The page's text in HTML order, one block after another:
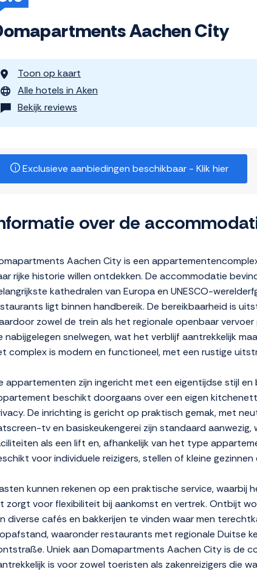
Aachen City
Toon op kaart
Alle hotels in Aken
Bekijk reviews
Exclusieve aanbiedingen beschikbaar - Klik hier
over de
Aachen City is een
rijke historie willen ontdekken. De accommodatie
kathedralen van Europa en UNESCO-
ligt binnen handbereik. De bereikbaarheid is
zowel de trein als het regionale openbaar
nabijgelegen snelwegen, wat het verblijf aantrekkelijk
complex is modern en functioneel, met een rustige
appartementen zijn ingericht met een eigentijdse stijl
beschikt doorgaans over een eigen
De inrichting is gericht op praktisch gemak, met
tv en basiskeukengerei zijn standaard
als een lift en, afhankelijk van het type
voor individuele reizigers, stellen of kleine
kunnen rekenen op een praktische service,
zorgt voor flexibiliteit bij aankomst en vertrek. Ontbijt
diverse cafés en bakkerijen te vinden waar men
waaronder restaurants met regionale Duitse
Uniek aan Domapartments Aachen City is de
is voor zowel toeristen als zakenreizigers die